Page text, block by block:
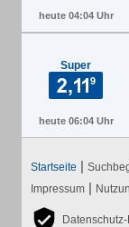
heute 04:04 Uhr
Super
heute 06:04 Uhr
Startseite |
Impressum |